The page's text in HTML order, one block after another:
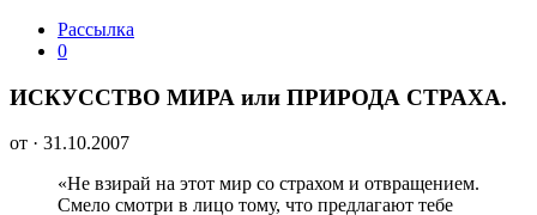
Рассылка
0
ИСКУССТВО МИРА или ПРИРОДА СТРАХА.
от · 31.10.2007
«Не взирай на этот мир со страхом и отвращением.
Смело смотри в лицо тому, что предлагают тебе